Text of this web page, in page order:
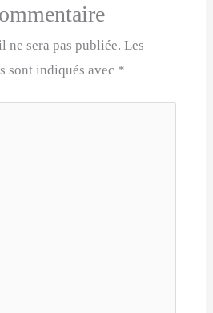
ne sera pas publiée. Les
sont indiqués avec *